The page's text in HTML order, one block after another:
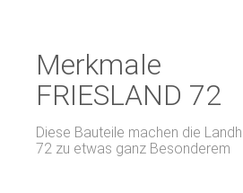
Merkmale
FRIESLAND 72
Diese Bauteile machen die
72 zu etwas ganz Besonderem